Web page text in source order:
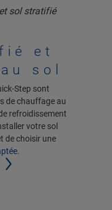
et
sol
Step sont
de chauffage au
refroidissement
votre sol
de choisir une
.